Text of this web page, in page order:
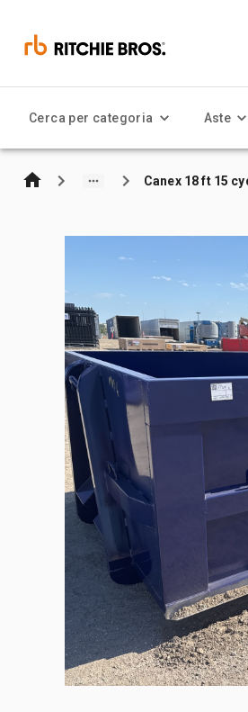
Cerca per categoria Aste
Canex 18 ft 15